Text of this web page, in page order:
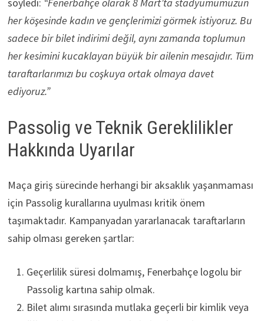
her köşesinde kadın ve gençlerimizi görmek istiyoruz. Bu
sadece bir bilet indirimi değil, aynı zamanda toplumun
her kesimini kucaklayan büyük bir ailenin mesajıdır. Tüm
taraftarlarımızı bu coşkuya ortak olmaya davet
ediyoruz.”
Passolig ve Teknik Gereklilikler
Hakkında Uyarılar
Maça giriş sürecinde herhangi bir aksaklık yaşanmaması
için Passolig kurallarına uyulması kritik önem
taşımaktadır. Kampanyadan yararlanacak taraftarların
sahip olması gereken şartlar:
Geçerlilik süresi dolmamış, Fenerbahçe logolu bir
Passolig kartına sahip olmak.
Bilet alımı sırasında mutlaka geçerli bir kimlik veya